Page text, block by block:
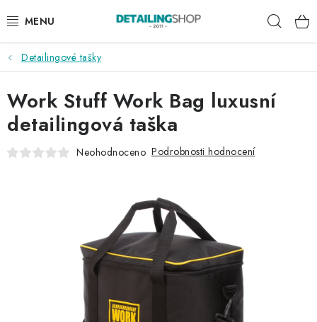
na
AKCE
NOVINKY
EXTERIÉR
DÁRKOVÉ SADY A POUKAZY
Detailingové tašky
Work Stuff Work Bag luxusní
detailingová taška
Neohodnoceno Podrobnosti hodnocení